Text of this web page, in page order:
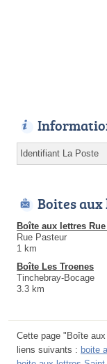
Identifiant La Poste
Boites
Boîte aux lettres
Rue Pasteur
1 km
Boîte Les Troenes
Tinchebray-Bocage
3.3 km
Cette page "Boîte
liens suivants : boite